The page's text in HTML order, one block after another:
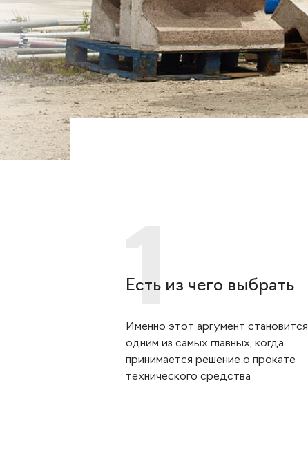
Есть из чего выбрать
Именно этот аргумент становится
одним из самых главных, когда
принимается решение о прокате
технического средства